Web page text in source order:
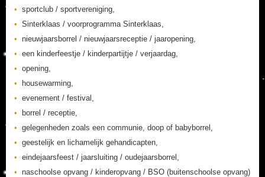
sportclub / sportvereniging,
Sinterklaas / voorprogramma Sinterklaas,
nieuwjaarsborrel / nieuwjaarsreceptie / jaaropening,
een kinderfeestje / kinderpartijtje / verjaardag,
opening,
housewarming,
evenement / festival,
borrel / receptie,
gelegenheden zoals een communie, doop of babyborrel,
geestelijk en lichamelijk gehandicapten,
eindejaarsfeest / jaarsluiting / oudejaarsborrel,
naschoolse opvang / kinderopvang / BSO (buitenschoolse opvang)